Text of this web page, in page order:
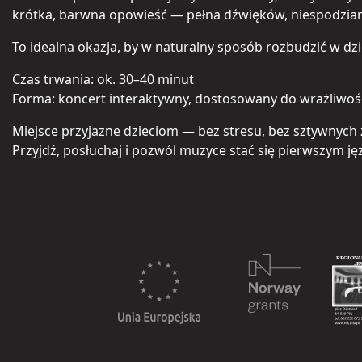
krótka, barwna opowieść — pełna dźwięków,
To idealna okazja, by w naturalny sposób rozbudzić w
Czas trwania: ok. 30–40 minut
Forma: koncert interaktywny, dostosowany do
Miejsce przyjazne dzieciom — bez stresu, bez
Przyjdź, posłuchaj i pozwól muzyce stać się pierwszym